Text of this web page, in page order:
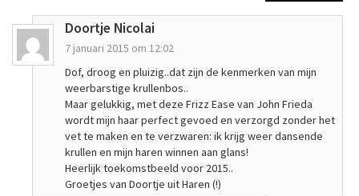
Doortje Nicolai
7 januari 2015 om 12:02
Dof, droog en pluizig..dat zijn de kenmerken van mijn
weerbarstige krullenbos..
Maar gelukkig, met deze Frizz Ease van John Frieda
wordt mijn haar perfect gevoed en verzorgd zonder het
vet te maken en te verzwaren: ik krijg weer dansende
krullen en mijn haren winnen aan glans!
Heerlijk toekomstbeeld voor 2015..
Groetjes van Doortje uit Haren (!)